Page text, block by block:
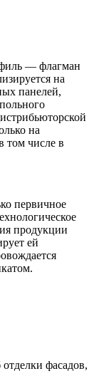
— флагман
на
панелей,
на
том числе в
первичное
продукции
ей
фасадов,